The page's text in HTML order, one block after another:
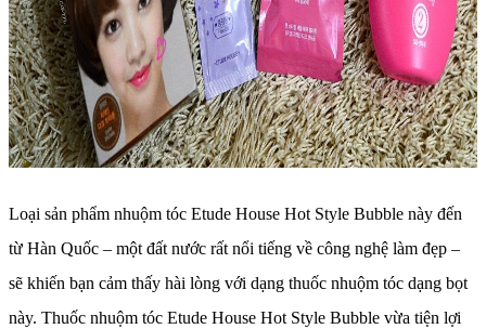
Loại sản phẩm nhuộm tóc Etude House Hot Style Bubble này đến
từ Hàn Quốc – một đất nước rất nổi tiếng về công nghệ làm đẹp –
sẽ khiến bạn cảm thấy hài lòng với dạng thuốc nhuộm tóc dạng bọt
này. Thuốc nhuộm tóc Etude House Hot Style Bubble vừa tiện lợi